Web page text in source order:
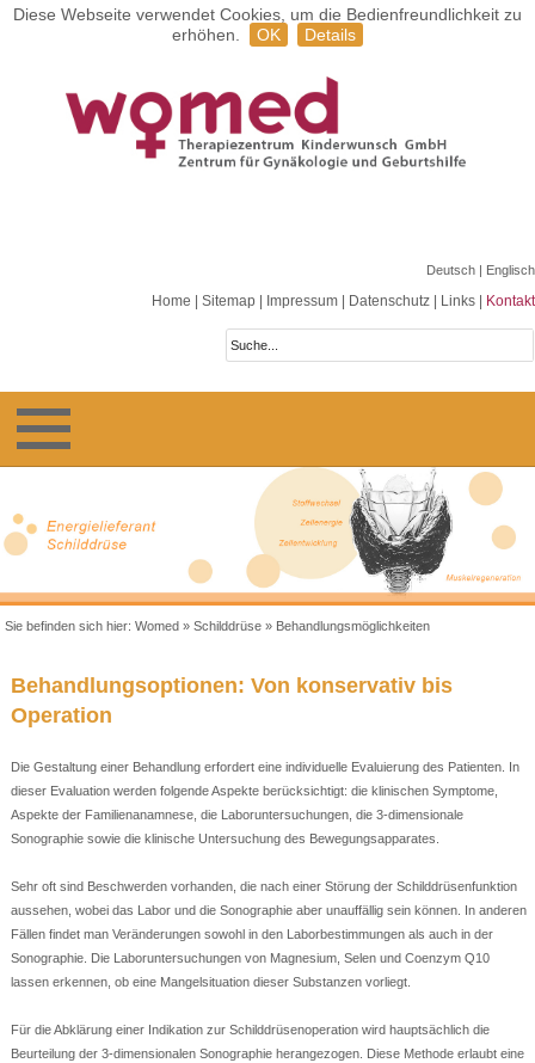
Diese Webseite verwendet Cookies, um die Bedienfreundlichkeit zu
erhöhen.
OK Details
Deutsch | Englisch
Home Sitemap Impressum Datenschutz Links Kontakt
Sie befinden sich hier:Womed »Schilddrüse » Behandlungsmöglichkeiten
Behandlungsoptionen: Von konservativ bis
Operation
Die Gestaltung einer Behandlung erfordert eine individuelle Evaluierung des Patienten. In
dieser Evaluation werden folgende Aspekte berücksichtigt: die klinischen Symptome,
Aspekte der Familienanamnese, die Laboruntersuchungen, die 3-dimensionale
Sonographie sowie die klinische Untersuchung des Bewegungsapparates.
Sehr oft sind Beschwerden vorhanden, die nach einer Störung der Schilddrüsenfunktion
aussehen, wobei das Labor und die Sonographie aber unauffällig sein können. In anderen
Fällen findet man Veränderungen sowohl in den Laborbestimmungen als auch in der
Sonographie. Die Laboruntersuchungen von Magnesium, Selen und Coenzym Q10
lassen erkennen, ob eine Mangelsituation dieser Substanzen vorliegt.
Für die Abklärung einer Indikation zur Schilddrüsenoperation wird hauptsächlich die
Beurteilung der 3-dimensionalen Sonographie herangezogen. Diese Methode erlaubt eine